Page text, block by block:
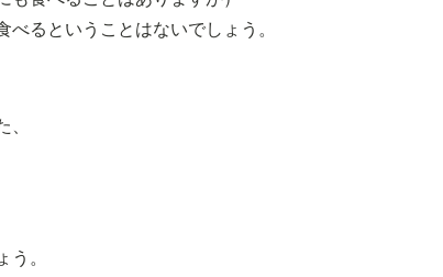
るということはないでしょう。
。